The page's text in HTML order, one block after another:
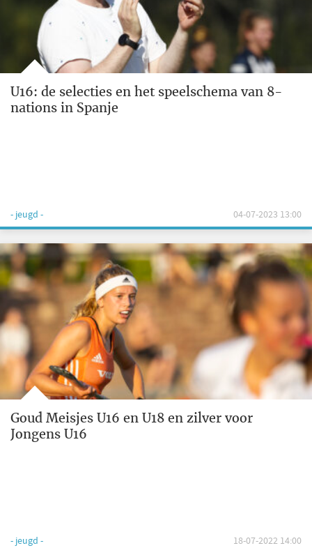
U16: de selecties en het speelschema van 8-
nations in Spanje
- jeugd - 04-07-2023 13:00
Goud Meisjes U16 en U18 en zilver voor
Jongens U16
- jeugd - 18-07-2022 14:00